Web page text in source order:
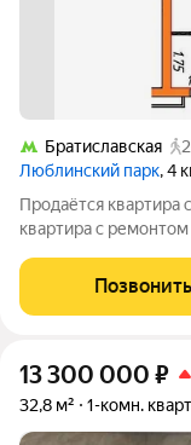
Братиславская
Люблинский парк, 4
Продаётся квартира
квартира с
характеристики: состояние: свежий качественный ремонт;
комплектация:
Позвонить
13 300 000 ₽
32,8 м² 1-комн.